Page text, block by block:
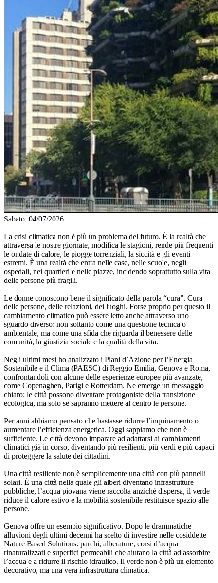
Sabato, 04/07/2026
La crisi climatica non è più un problema del futuro. È la realtà che
attraversa le nostre giornate, modifica le stagioni, rende più frequenti
le ondate di calore, le piogge torrenziali, la siccità e gli eventi
estremi. È una realtà che entra nelle case, nelle scuole, negli
ospedali, nei quartieri e nelle piazze, incidendo soprattutto sulla vita
delle persone più fragili.
Le donne conoscono bene il significato della parola “cura”. Cura
delle persone, delle relazioni, dei luoghi. Forse proprio per questo il
cambiamento climatico può essere letto anche attraverso uno
sguardo diverso: non soltanto come una questione tecnica o
ambientale, ma come una sfida che riguarda il benessere delle
comunità, la giustizia sociale e la qualità della vita.
Negli ultimi mesi ho analizzato i Piani d’Azione per l’Energia
Sostenibile e il Clima (PAESC) di Reggio Emilia, Genova e Roma,
confrontandoli con alcune delle esperienze europee più avanzate,
come Copenaghen, Parigi e Rotterdam. Ne emerge un messaggio
chiaro: le città possono diventare protagoniste della transizione
ecologica, ma solo se sapranno mettere al centro le persone.
Per anni abbiamo pensato che bastasse ridurre l’inquinamento o
aumentare l’efficienza energetica. Oggi sappiamo che non è
sufficiente. Le città devono imparare ad adattarsi ai cambiamenti
climatici già in corso, diventando più resilienti, più verdi e più capaci
di proteggere la salute dei cittadini.
Una città resiliente non è semplicemente una città con più pannelli
solari. È una città nella quale gli alberi diventano infrastrutture
pubbliche, l’acqua piovana viene raccolta anziché dispersa, il verde
riduce il calore estivo e la mobilità sostenibile restituisce spazio alle
persone.
Genova offre un esempio significativo. Dopo le drammatiche
alluvioni degli ultimi decenni ha scelto di investire nelle cosiddette
Nature Based Solutions: parchi, alberature, corsi d’acqua
rinaturalizzati e superfici permeabili che aiutano la città ad assorbire
l’acqua e a ridurre il rischio idraulico. Il verde non è più un elemento
decorativo, ma una vera infrastruttura climatica.